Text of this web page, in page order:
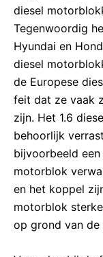
diesel
Tegenwoordig
Hyundai en
diesel
de Europese
feit dat ze vaak
zijn. Het 1.6
behoorlijk
bijvoorbeeld
motorblok
en het koppel
motorblok
op grond van de